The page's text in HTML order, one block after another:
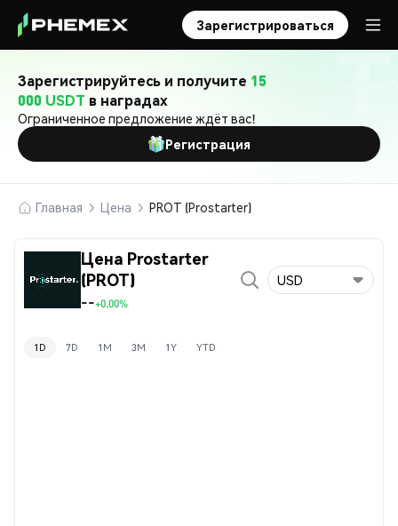
Зарегистрироваться
Зарегистрируйтесь и получите 15
000 USDT в наградах
Ограниченное предложение ждёт вас!
Регистрация
Главная Цена PROT (Prostarter)
Цена Prostarter
(PROT)
--+0.00%
USD
1D 7D 1M 3M 1Y YTD